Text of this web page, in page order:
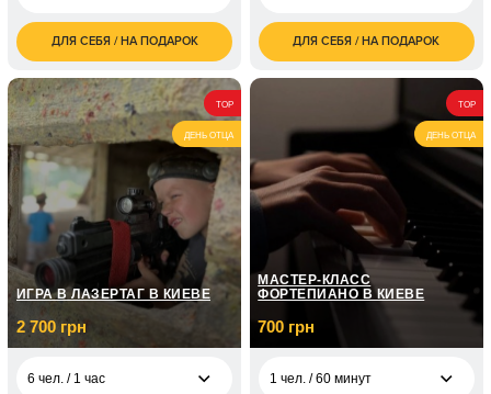
2 603
грн
2 чел. / 90 минут
4 000
грн
ДЛЯ СЕБЯ / НА ПОДАРОК
1 100
грн
950
грн
ДЛЯ СЕБЯ / НА ПОДАРОК
TOP
ДЕНЬ ОТЦА
ИГРА В ЛАЗЕРТАГ В КИЕВЕ
2 700 грн
6 чел. / 1 час
TOP
ДЕНЬ ОТЦА
МАСТЕР-КЛАСС
ФОРТЕПИАНО В КИЕВЕ
700 грн
1 чел. / 60 минут